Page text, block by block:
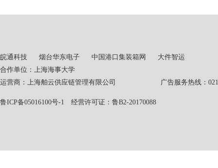
皖通科技 烟台华东电子 中国港口集装箱网
大件智运
合作单位：上海海事大学
运营商：上海舶云供应链管理有限公司 广告服务热线：021-
鲁ICP备05016100号-1 经营许可证：鲁B2-20170088